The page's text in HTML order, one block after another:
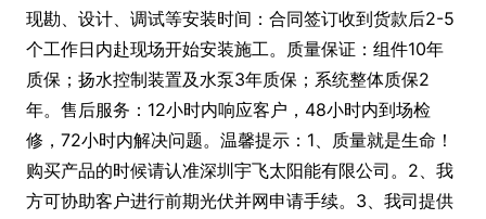
现勘、设计、调试等安装时间：合同签订收到货款后2-5
个工作日内赴现场开始安装施工。质量保证：组件10年
质保；扬水控制装置及水泵3年质保；系统整体质保2
年。售后服务：12小时内响应客户，48小时内到场检
修，72小时内解决问题。温馨提示：1、质量就是生命！
购买产品的时候请认准深圳宇飞太阳能有限公司。2、我
方可协助客户进行前期光伏并网申请手续。3、我司提供